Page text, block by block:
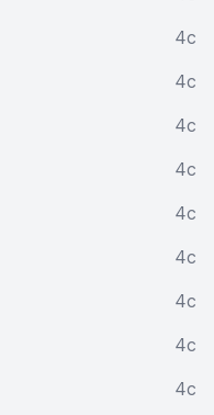
4c
4c
4c
4c
4c
4c
4c
4c
4c